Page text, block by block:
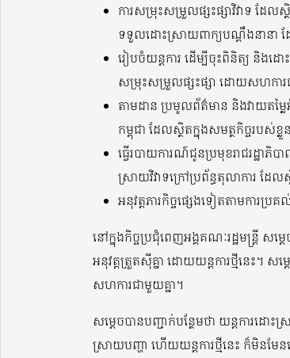
ការសម្រុះសម្រួលផ្សះផ្សាវិវាទ ដែលស្
ទទួលដោះស្រាយពាក្យបណ្ដឹងនានា ដ
រៀបចំយន្តការ ដើម្បីចុះពិនិត្យ និងដោ
សម្រុះសម្រួលផ្សះផ្សា ដោយសហការជ
តាមដាន ប្រមូលព័ត៌មាន និងវាយតម្លៃ
កម្ពុជា ដែលស្ថិតក្នុងសមត្ថកិច្ចរបស់ខ្លួន
ធ្វើរបាយការណ៍ជូនប្រមុខរាជរដ្ឋាភិ
ស្រាយវិវាទក្រៅប្រព័ន្ធតុលាការ ដែល
អនុវត្តភារកិច្ចផ្សេងទៀតតាមការប្រ
នៅក្នុងកិច្ចប្រជុំពេញអង្គគណៈរដ្ឋមន្រ្តី
អនុវត្តត្រួតស៊ីគ្នា ដោយយន្តការថ្មីនេះ។ សម្
សហការជាមួយគ្នា។
សម្តេចបានបញ្ជាក់បន្ថែមថា យន្តការដោះ
ស្រាយបញ្ហា ហើយយន្តការថ្មីនេះ ក៏មិនមែនធ្